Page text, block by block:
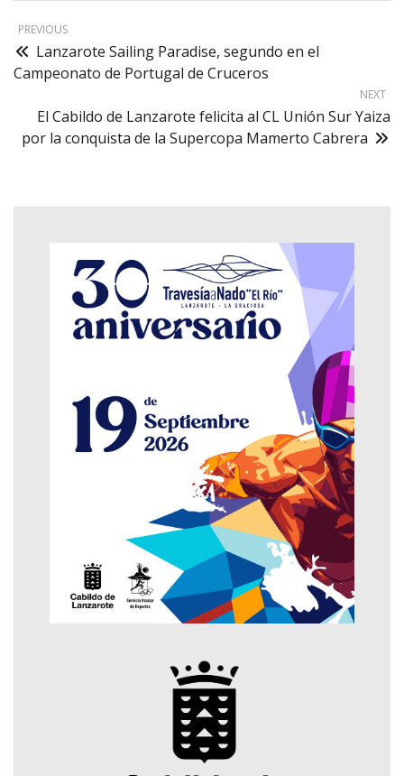
PREVIOUS
Lanzarote Sailing Paradise, segundo en el
Campeonato de Portugal de Cruceros
NEXT
El Cabildo de Lanzarote felicita al CL Unión Sur Yaiza
por la conquista de la Supercopa Mamerto Cabrera